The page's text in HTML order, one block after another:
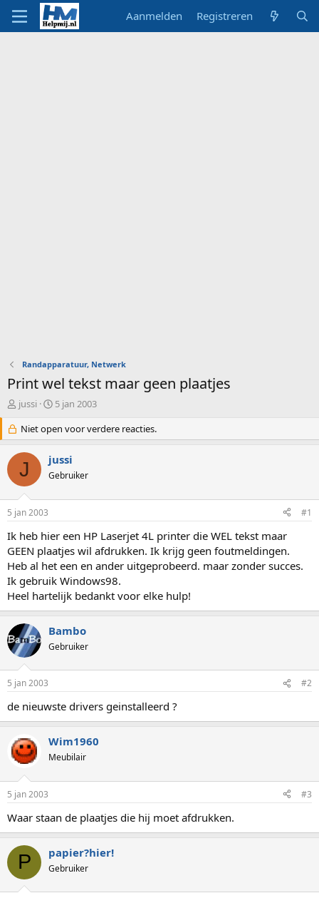
Aanmelden Registreren
Randapparatuur, Netwerk
Print wel tekst maar geen plaatjes
O
d
e
r
w
e
s
t
a
r
t
e
r
jussi
S
a
r
d
a
m
5 jan 2003
Niet open voor verdere reacties.
J jussi
Gebruiker
5 jan 2003 #1
Ik heb hier een HP Laserjet 4L printer die WEL tekst maar
GEEN plaatjes wil afdrukken. Ik krijg geen foutmeldingen.
Heb al het een en ander uitgeprobeerd. maar zonder succes.
Ik gebruik Windows98.
Heel hartelijk bedankt voor elke hulp!
Bambo
Gebruiker
5 jan 2003 #2
de nieuwste drivers geinstalleerd ?
Wim1960
Meubilair
5 jan 2003 #3
Waar staan de plaatjes die hij moet afdrukken.
P papier?hier!
Gebruiker